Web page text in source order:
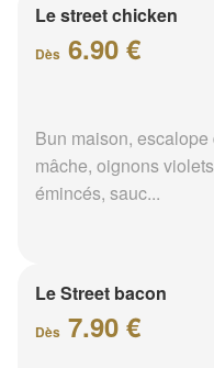
Le street chicken
Dès 6.90 €
Bun maison,
mâche, oignons
émincés, sauc...
Le Street bacon
Dès 7.90 €